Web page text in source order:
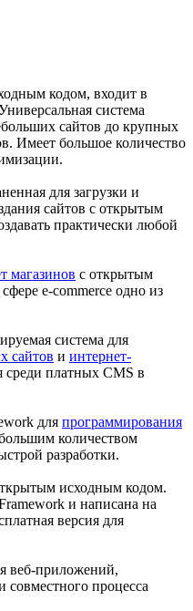
кодом, входит в
система
сайтов до крупных
Имеет большое количество
для загрузки и
сайтов с открытым
практически любой
магазинов с открытым
e-commerce одно из
система для
сайтов и интернет-
платных CMS в
для программирования
количеством
разработки.
исходным кодом.
и написана на
версия для
веб-приложений,
совместного процесса